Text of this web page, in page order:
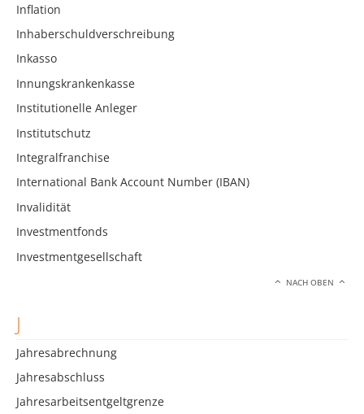
Inflation
Inhaberschuldverschreibung
Inkasso
Innungskrankenkasse
Institutionelle Anleger
Institutschutz
Integralfranchise
International Bank Account Number (IBAN)
Invalidität
Investmentfonds
Investmentgesellschaft
NACH OBEN
J
Jahresabrechnung
Jahresabschluss
Jahresarbeitsentgeltgrenze